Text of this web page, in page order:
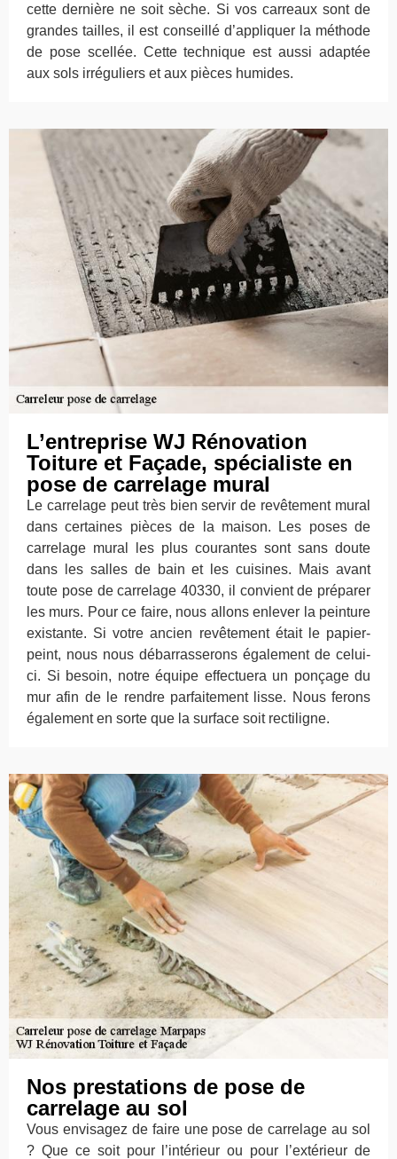
cette dernière ne soit sèche. Si vos carreaux sont de
grandes tailles, il est conseillé d’appliquer la méthode
de pose scellée. Cette technique est aussi adaptée
aux sols irréguliers et aux pièces humides.
L’entreprise WJ Rénovation
Toiture et Façade, spécialiste en
pose de carrelage mural
Le carrelage peut très bien servir de revêtement mural
dans certaines pièces de la maison. Les poses de
carrelage mural les plus courantes sont sans doute
dans les salles de bain et les cuisines. Mais avant
toute pose de carrelage 40330, il convient de préparer
les murs. Pour ce faire, nous allons enlever la peinture
existante. Si votre ancien revêtement était le papier-
peint, nous nous débarrasserons également de celui-
ci. Si besoin, notre équipe effectuera un ponçage du
mur afin de le rendre parfaitement lisse. Nous ferons
également en sorte que la surface soit rectiligne.
Nos prestations de pose de
carrelage au sol
Vous envisagez de faire une pose de carrelage au sol
? Que ce soit pour l’intérieur ou pour l’extérieur de